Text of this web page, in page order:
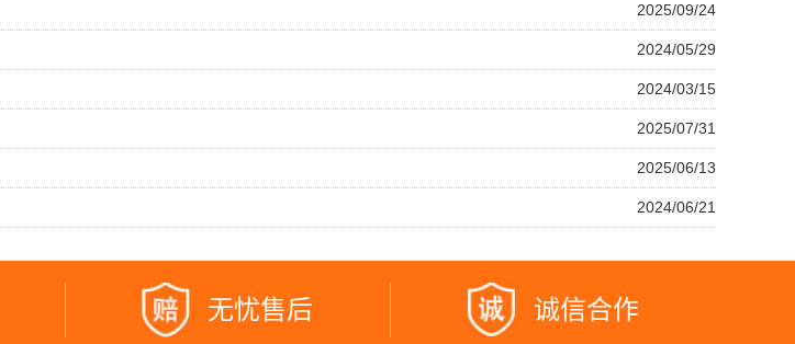
2025/09/24
2024/05/29
2024/03/15
2025/07/31
2025/06/13
2024/06/21
无忧售后 诚信合作